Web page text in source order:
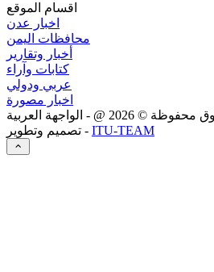
اقسام الموقع
اخبار عدن
محافظات اليمن
أخبار وتقارير
كتابات وآراء
عربي ودولي
اخبار مصورة
محفوظة © 2026 @ - الواجهة العربية
تصميم وتطوير - ITU-TEAM